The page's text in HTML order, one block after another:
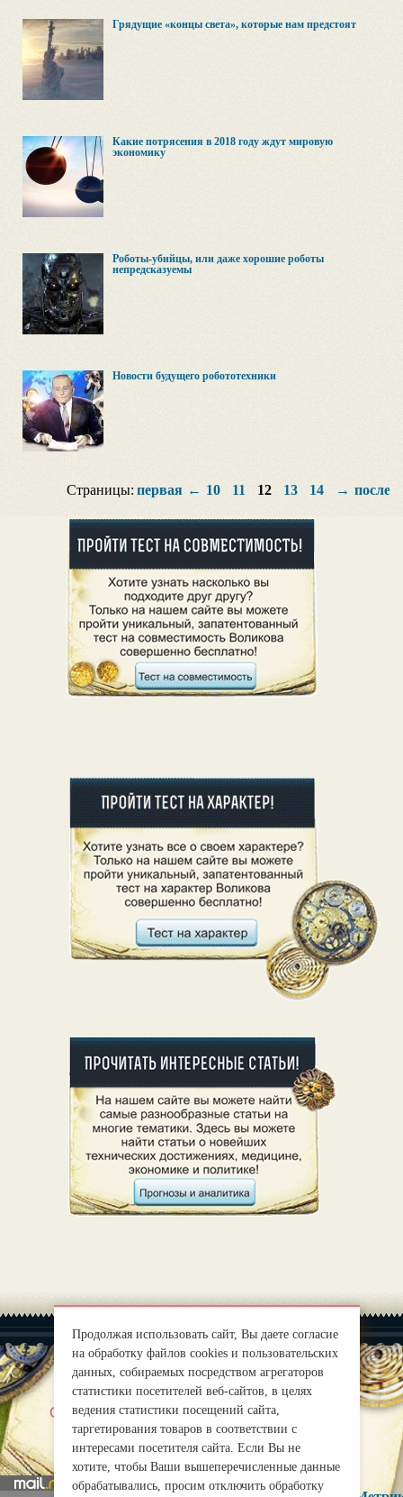
Грядущие «концы света», которые нам предстоят
Какие потрясения в 2018 году ждут мировую
экономику
Роботы-убийцы, или даже хорошие роботы
непредсказуемы
Новости будущего робототехники
Страницы: первая ← 10 11 12 13 14 →
О нас |
mirprognoz@mail.ru
Продолжая использовать сайт, Вы даете согласие
на обработку файлов cookies и пользовательских
данных, собираемых посредством агрегаторов
статистики посетителей веб-сайтов, в целях
ведения статистики посещений сайта,
таргетирования товаров в соответствии с
интересами посетителя сайта. Если Вы не
хотите, чтобы Ваши вышеперечисленные данные
обрабатывались, просим отключить обработку